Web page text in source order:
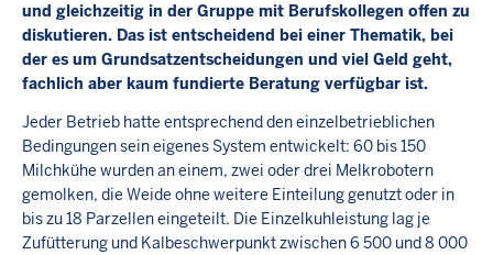
und gleichzeitig in der Gruppe mit Berufskollegen offen zu
diskutieren. Das ist entscheidend bei einer Thematik, bei
der es um Grundsatzentscheidungen und viel Geld geht,
fachlich aber kaum fundierte Beratung verfügbar ist.
Jeder Betrieb hatte entsprechend den einzelbetrieblichen
Bedingungen sein eigenes System entwickelt: 60 bis 150
Milchkühe wurden an einem, zwei oder drei Melkrobotern
gemolken, die Weide ohne weitere Einteilung genutzt oder in
bis zu 18 Parzellen eingeteilt. Die Einzelkuhleistung lag je
Zufütterung und Kalbeschwerpunkt zwischen 6 500 und 8 000